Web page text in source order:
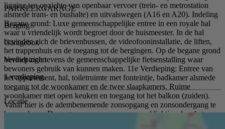
ligging ten opzichte van openbaar vervoer (trein- en metrostation
alsmede tram- en bushalte) en uitvalswegen (A16 en A20). Indeling
Begane grond: Luxe gemeenschappelijke entree in een royale hal
waar u vriendelijk wordt begroet door de huismeester. In de hal
bevinden zich de brievenbussen, de videofooninstallatie, de liften,
het trappenhuis en de toegang tot de bergingen. Op de begane grond
bevindt zich tevens de gemeenschappelijke fietsenstalling waar
bewoners gebruik van kunnen maken. 11e Verdieping: Entree van
het appartement, hal, toiletruimte met fonteintje, badkamer alsmede
toegang tot de woonkamer en de twee slaapkamers. Ruime
woonkamer met open keuken en toegang tot het balkon (zuiden).
Vanaf hier is de adembenemende zonsopgang en zonsondergang te
bewonderen. De grote ramen zorgen voor veel lichtinval en het
PARKEERGARAGE
Berging
Garagebox
Verdiepingen
1 verdieping
Locatie